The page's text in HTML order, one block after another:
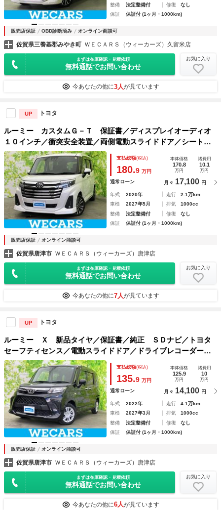
整備
法定整備付 修復
なし
保証
保証付 (1ヶ月・1000km)
販売店保証 OBD診断済み オンライン商談可
佐賀県三養基郡みやき町 ＷＥＣＡＲＳ（ウィーカーズ）久留米店
まずは在庫確認・見積依頼
無料通話でお問い合わせ
お気に入り
今あなたの他に3人が見ています
UP トヨタ
ルーミー カスタムＧ－Ｔ 保証書／ディスプレイオーディオ
１０インチ／衝突安全装置／両側電動スライドドア／シートヒ
ーター 前席／パノラミックビューモニター／車線逸脱防止支
援システム／ヘッドランプ ＬＥＤ
支払総額(税込)
180.9 万円
本体価格
170.8
万円
諸費用
10.1
万円
通常ローン 月々 17,100 円
年式 2020年 走行
2.1万km
車検
2027年5月 排気
1000cc
整備
法定整備付 修復
なし
保証
保証付 (1ヶ月・1000km)
販売店保証 オンライン商談可
佐賀県唐津市 ＷＥＣＡＲＳ（ウィーカーズ）唐津店
まずは在庫確認・見積依頼
無料通話でお問い合わせ
お気に入り
今あなたの他に7人が見ています
UP トヨタ
ルーミー Ｘ 新品タイヤ／保証書／純正 ＳＤナビ／トヨタ
セーフティセンス／電動スライドドア／ドライブレコーダー
前後／Ｂｌｕｅｔｏｏｔｈ接続／ＥＴＣ２．０／ＥＢＤ付ＡＢ
Ｓ／横滑り防止装置／アイドリングストップ
支払総額(税込)
135.9 万円
本体価格
125.9
万円
諸費用
10
万円
通常ローン 月々 14,100 円
年式 2022年 走行
4.1万km
車検
2027年3月 排気
1000cc
整備
法定整備付 修復
なし
保証
保証付 (1ヶ月・1000km)
販売店保証 オンライン商談可
佐賀県唐津市 ＷＥＣＡＲＳ（ウィーカーズ）唐津店
まずは在庫確認・見積依頼
無料通話でお問い合わせ
お気に入り
今あなたの他に6人が見ています